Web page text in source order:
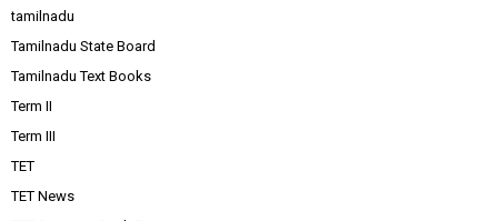
tamilnadu
Tamilnadu State Board
Tamilnadu Text Books
Term II
Term III
TET
TET News